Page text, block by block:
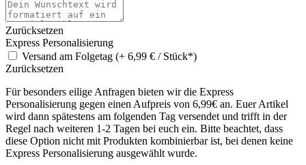
Zurücksetzen
Express Personalisierung
Versand am Folgetag (+ 6,99 € / Stück*)
Zurücksetzen
Für besonders eilige Anfragen bieten wir die Express
Personalisierung gegen einen Aufpreis von 6,99€ an. Euer Artikel
wird dann spätestens am folgenden Tag versendet und trifft in der
Regel nach weiteren 1-2 Tagen bei euch ein. Bitte beachtet, dass
diese Option nicht mit Produkten kombinierbar ist, bei denen keine
Express Personalisierung ausgewählt wurde.